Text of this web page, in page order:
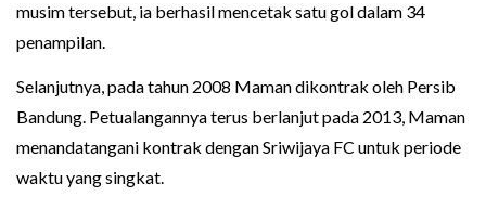
musim tersebut, ia berhasil mencetak satu gol dalam 34
penampilan.
Selanjutnya, pada tahun 2008 Maman dikontrak oleh Persib
Bandung. Petualangannya terus berlanjut pada 2013, Maman
menandatangani kontrak dengan Sriwijaya FC untuk periode
waktu yang singkat.